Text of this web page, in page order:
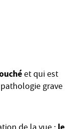
et qui est
grave